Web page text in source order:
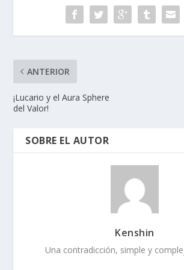
ANTERIOR
¡Lucario y el Aura Sphere
del Valor!
SOBRE EL AUTOR
Kenshin
Una contradicción, simple y